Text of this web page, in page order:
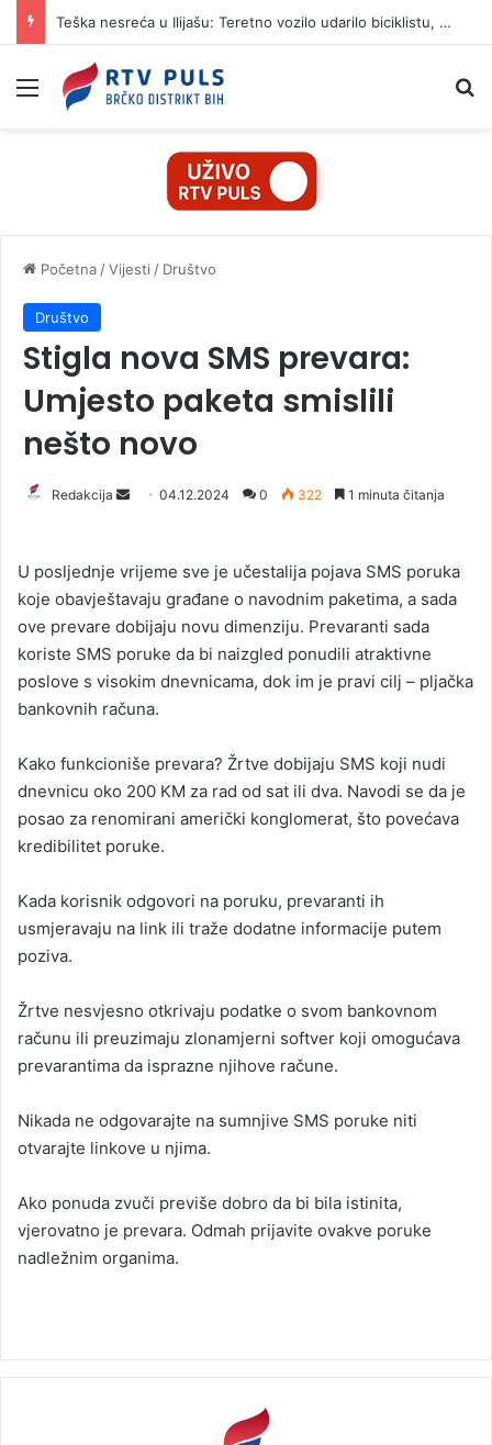
Teška nesreća u Ilijašu: Teretno vozilo udarilo biciklistu, 75-godišnjak zadržan u bolnici
Izbornik
Početna /Vijesti / Društvo
Društvo
Stigla nova SMS prevara:
Umjesto paketa smislili
nešto novo
Redakcija
d
a
n
e
m
a
l
04.12.2024 0 322 1 minuta čitanja
U posljednje vrijeme sve je učestalija pojava SMS poruka
koje obavještavaju građane o navodnim paketima, a sada
ove prevare dobijaju novu dimenziju. Prevaranti sada
koriste SMS poruke da bi naizgled ponudili atraktivne
poslove s visokim dnevnicama, dok im je pravi cilj – pljačka
bankovnih računa.
Kako funkcioniše prevara? Žrtve dobijaju SMS koji nudi
dnevnicu oko 200 KM za rad od sat ili dva. Navodi se da je
posao za renomirani američki konglomerat, što povećava
kredibilitet poruke.
Kada korisnik odgovori na poruku, prevaranti ih
usmjeravaju na link ili traže dodatne informacije putem
poziva.
Žrtve nesvjesno otkrivaju podatke o svom bankovnom
računu ili preuzimaju zlonamjerni softver koji omogućava
prevarantima da isprazne njihove račune.
Nikada ne odgovarajte na sumnjive SMS poruke niti
otvarajte linkove u njima.
Ako ponuda zvuči previše dobro da bi bila istinita,
vjerovatno je prevara. Odmah prijavite ovakve poruke
nadležnim organima.